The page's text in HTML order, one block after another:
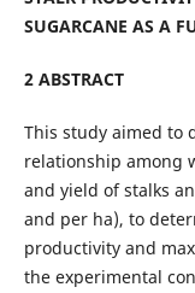
SUGARCANE AS A
2 ABSTRACT
This study aimed to
relationship among
and yield of stalks
and per ha), to
productivity and
the experimental